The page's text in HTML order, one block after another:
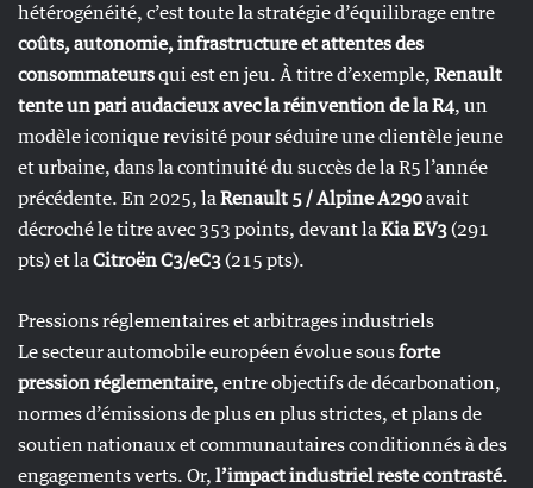
hétérogénéité, c’est toute la stratégie d’équilibrage entre
coûts, autonomie, infrastructure et attentes des
consommateursqui est en jeu. À titre d’exemple, Renault
tente un pari audacieux avec la réinvention de la R4, un
modèle iconique revisité pour séduire une clientèle jeune
et urbaine, dans la continuité du succès de la R5 l’année
précédente. En 2025, la Renault 5 / Alpine A290avait
décroché le titre avec 353 points, devant la Kia EV3(291
pts) et la Citroën C3/eC3(215 pts).
Pressions réglementaires et arbitrages industriels
Le secteur automobile européen évolue sousforte
pression réglementaire, entre objectifs de décarbonation,
normes d’émissions de plus en plus strictes, et plans de
soutien nationaux et communautaires conditionnés à des
engagements verts. Or, l’impact industriel reste contrasté.